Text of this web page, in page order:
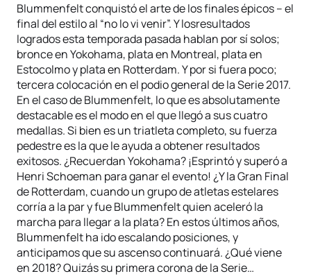
Blummenfelt conquistó el arte de los finales épicos – el
final del estilo al “no lo vi venir”. Y losresultados
logrados esta temporada pasada hablan por sí solos;
bronce en Yokohama, plata en Montreal, plata en
Estocolmo y plata en Rotterdam. Y por si fuera poco;
tercera colocación en el podio general de la Serie 2017.
En el caso de Blummenfelt, lo que es absolutamente
destacable es el modo en el que llegó a sus cuatro
medallas. Si bien es un triatleta completo, su fuerza
pedestre es la que le ayuda a obtener resultados
exitosos. ¿Recuerdan Yokohama? ¡Esprintó y superó a
Henri Schoeman para ganar el evento! ¿Y la Gran Final
de Rotterdam, cuando un grupo de atletas estelares
corría a la par y fue Blummenfelt quien aceleró la
marcha para llegar a la plata? En estos últimos años,
Blummenfelt ha ido escalando posiciones, y
anticipamos que su ascenso continuará. ¿Qué viene
en 2018? Quizás su primera corona de la Serie…